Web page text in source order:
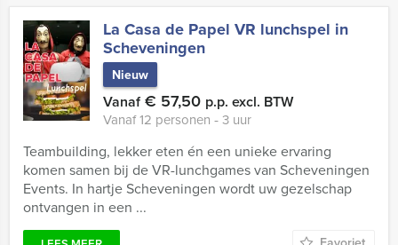
La Casa de Papel VR lunchspel in
Scheveningen
Nieuw
Vanaf€ 57,50 p.p. excl. BTW
Vanaf 12 personen ‐ 3 uur
Teambuilding, lekker eten én een unieke ervaring
komen samen bij de VR-lunchgames van Scheveningen
Events. In hartje Scheveningen wordt uw gezelschap
ontvangen in een ...